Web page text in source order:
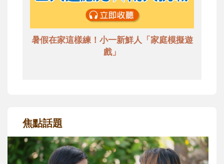
暑假在家這樣練！小一新鮮人「家庭模擬遊
戲」
焦點話題